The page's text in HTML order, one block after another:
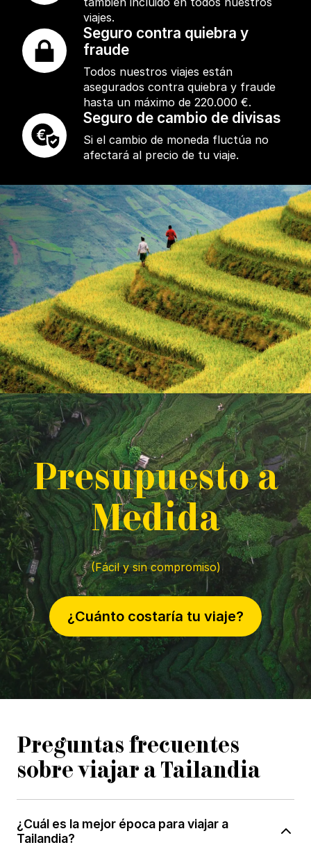
viajes.
Seguro contra quiebra y
fraude
Todos nuestros viajes están
asegurados contra quiebra y fraude
hasta un máximo de 220.000 €.
Seguro de cambio de divisas
Si el cambio de moneda fluctúa no
afectará al precio de tu viaje.
Presupuesto a
Medida
(Fácil y sin compromiso)
¿Cuánto costaría tu viaje?
Preguntas frecuentes
sobre viajar a Tailandia
¿Cuál es la mejor época para viajar a
Tailandia?